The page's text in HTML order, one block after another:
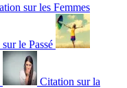
sur les Femmes
le Passé
Citation sur la